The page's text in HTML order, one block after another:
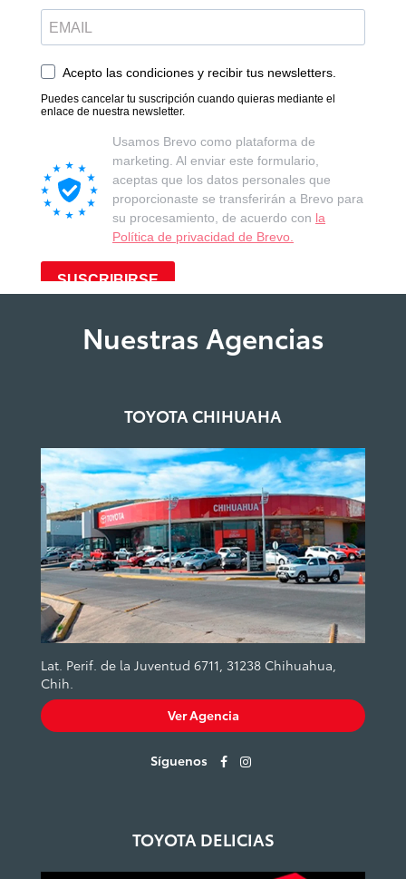
Nuestras Agencias
TOYOTA CHIHUAHA
Lat. Perif. de la Juventud 6711, 31238 Chihuahua,
Chih.
Ver Agencia
Síguenos
TOYOTA DELICIAS